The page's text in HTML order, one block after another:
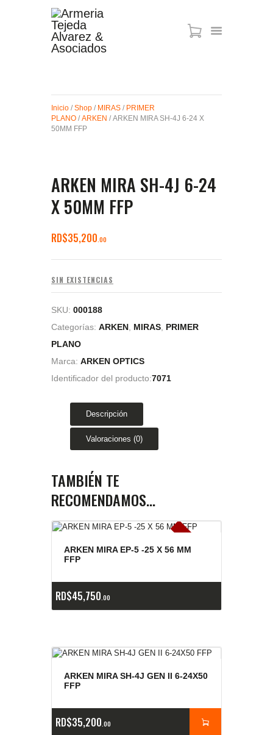
MIRAS
MUNICIONES
SABER TACTICAL
Inicio / Shop / MIRAS / PRIMER
PLANO / ARKEN / ARKEN MIRA SH-4J 6-24 X
50MM FFP
ARKEN MIRA SH-4J 6-24
X 50MM FFP
RD$35,200 00
SIN EXISTENCIAS
SKU: 000188
Categorías: ARKEN, MIRAS, PRIMER
PLANO
Marca: ARKEN OPTICS
Identificador del producto:7071
Descripción
Valoraciones (0)
TAMBIÉN TE
RECOMENDAMOS…
E
x
is
t
e
n
c
ia
s
a
g
o
t
a
d
a
s
ARKEN MIRA EP-5 -25 X 56 MM
FFP
RD$45,750 00
ARKEN MIRA SH-4J GEN II 6-24X50
FFP
RD$35,200 00